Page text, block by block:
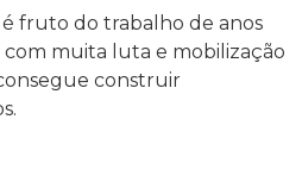
fruto do trabalho de anos
muita luta e mobilização
construir